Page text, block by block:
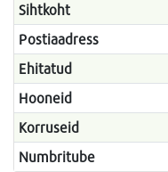
Sihtkoht
Postiaadress
Ehitatud
Hooneid
Korruseid
Numbritube